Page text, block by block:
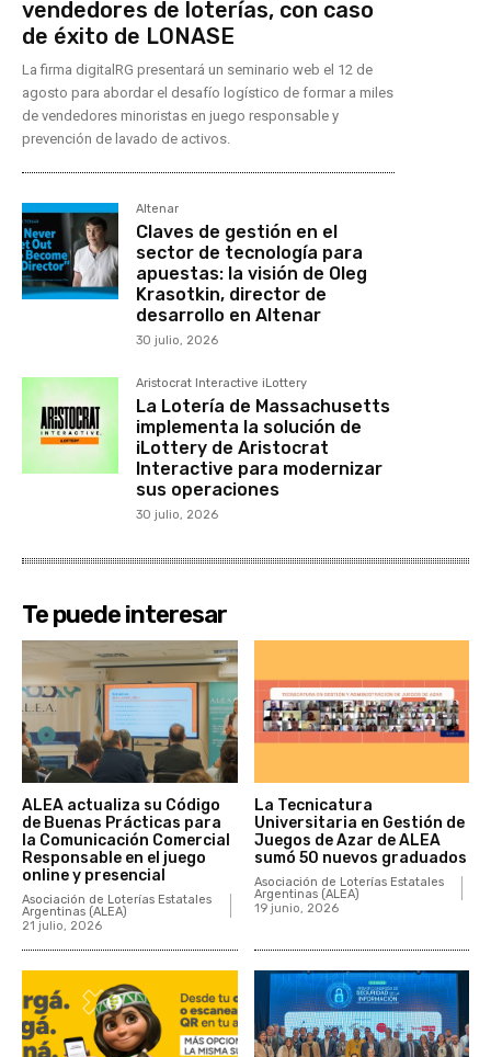
vendedores de loterías, con caso
de éxito de LONASE
La firma digitalRG presentará un seminario web el 12 de
agosto para abordar el desafío logístico de formar a miles
de vendedores minoristas en juego responsable y
prevención de lavado de activos.
Altenar
Claves de gestión en el
sector de tecnología para
apuestas: la visión de Oleg
Krasotkin, director de
desarrollo en Altenar
30 julio, 2026
Aristocrat Interactive iLottery
La Lotería de Massachusetts
implementa la solución de
iLottery de Aristocrat
Interactive para modernizar
sus operaciones
30 julio, 2026
Te puede interesar
ALEA actualiza su Código
de Buenas Prácticas para
la Comunicación Comercial
Responsable en el juego
online y presencial
Asociación de Loterías Estatales
Argentinas (ALEA)
21 julio, 2026
La Tecnicatura
Universitaria en Gestión de
Juegos de Azar de ALEA
sumó 50 nuevos graduados
Asociación de Loterías Estatales
Argentinas (ALEA)
19 junio, 2026